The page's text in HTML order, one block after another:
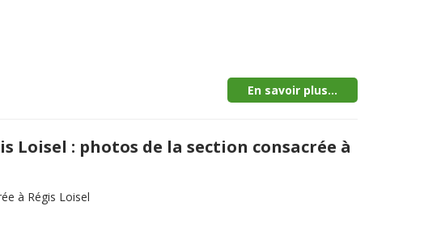
En savoir plus...
Loisel : photos de la section consacrée à
à Régis Loisel